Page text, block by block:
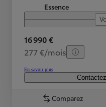
Essence
16 990 €
277 €/mois
En savoir plus
Comparez